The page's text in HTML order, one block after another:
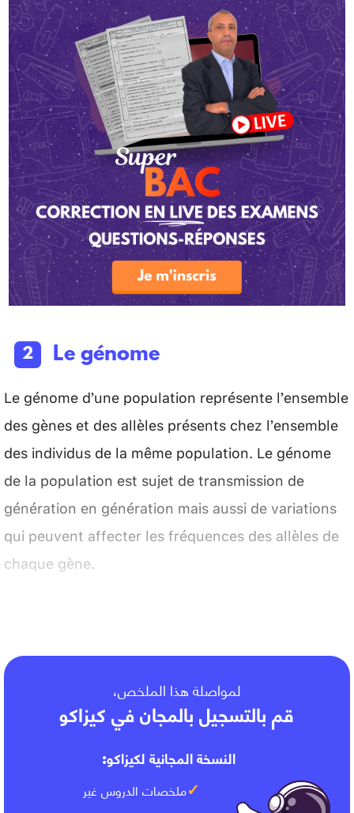
Le génome
Le génome d’une population représente l’ensemble
des gènes et des allèles présents chez l’ensemble
des individus de la même population. Le génome
de la population est sujet de transmission de
génération en génération mais aussi de variations
qui peuvent affecter les fréquences des allèles de
chaque gène.
لمواصلة هذا الملخص،
قم بالتسجيل بالمجان في كيزاكو
النسخة المجانية لكيزاكو:
ملخصات الدروس غير